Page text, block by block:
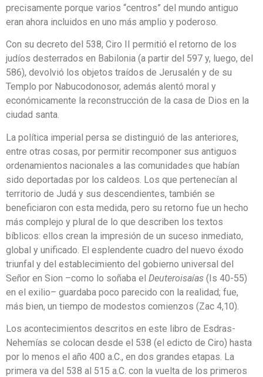
precisamente porque varios “centros” del mundo antiguo
eran ahora incluidos en uno más amplio y poderoso.
Con su decreto del 538, Ciro II permitió el retorno de los
judíos desterrados en Babilonia (a partir del 597 y, luego, del
586), devolvió los objetos traídos de Jerusalén y de su
Templo por Nabucodonosor, además alentó moral y
económicamente la reconstrucción de la casa de Dios en la
ciudad santa.
La política imperial persa se distinguió de las anteriores,
entre otras cosas, por permitir recomponer sus antiguos
ordenamientos nacionales a las comunidades que habían
sido deportadas por los caldeos. Los que pertenecían al
territorio de Judá y sus descendientes, también se
beneficiaron con esta medida, pero su retorno fue un hecho
más complejo y plural de lo que describen los textos
bíblicos: ellos crean la impresión de un suceso inmediato,
global y unificado. El esplendente cuadro del nuevo éxodo
triunfal y del establecimiento del gobierno universal del
Señor en Sion –como lo soñaba el Deuteroisaías (Is 40-55)
en el exilio– guardaba poco parecido con la realidad; fue,
más bien, un tiempo de modestos comienzos (Zac 4,10).
Los acontecimientos descritos en este libro de Esdras-
Nehemías se colocan desde el 538 (el edicto de Ciro) hasta
por lo menos el año 400 a.C., en dos grandes etapas. La
primera va del 538 al 515 a.C. con la vuelta de los primeros